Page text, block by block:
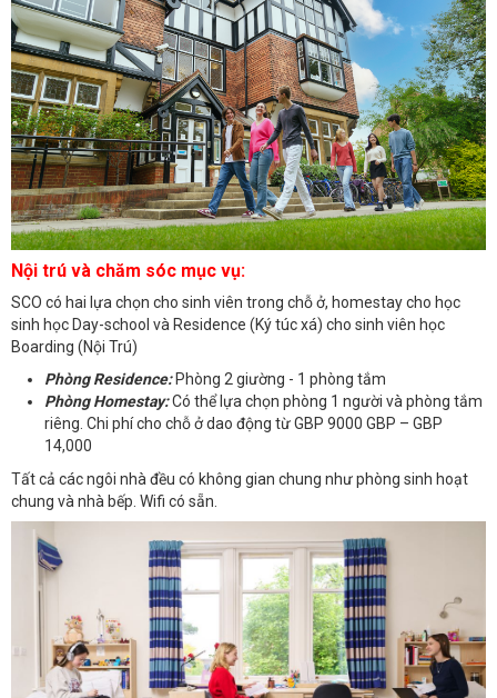
Nội trú và chăm sóc mục vụ:
SCO có hai lựa chọn cho sinh viên trong chỗ ở, homestay cho học
sinh học Day-school và Residence (Ký túc xá) cho sinh viên học
Boarding (Nội Trú)
Phòng Residence: Phòng 2 giường - 1 phòng tắm
Phòng Homestay:Có thể lựa chọn phòng 1 người và phòng tắm
riêng. Chi phí cho chỗ ở dao động từ GBP 9000 GBP – GBP
14,000
Tất cả các ngôi nhà đều có không gian chung như phòng sinh hoạt
chung và nhà bếp. Wifi có sẵn.